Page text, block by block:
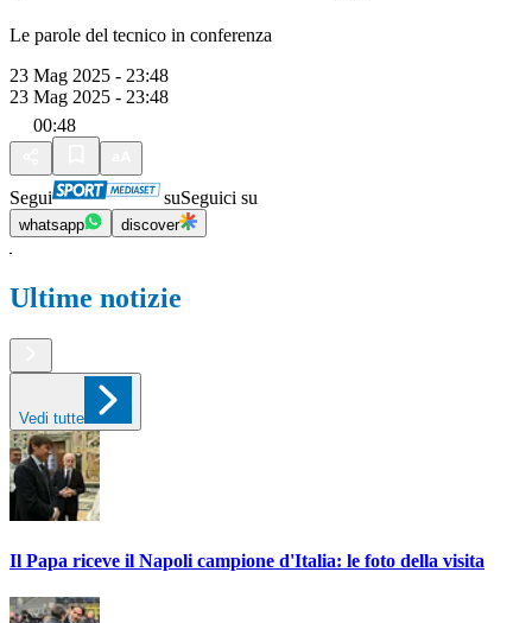
Le parole del tecnico in conferenza
23 Mag 2025 - 23:48
23 Mag 2025 - 23:48
00:48
Segui suSeguici su
whatsapp discover
Ultime notizie
Vedi tutte
Il Papa riceve il Napoli campione d'Italia: le foto della visita